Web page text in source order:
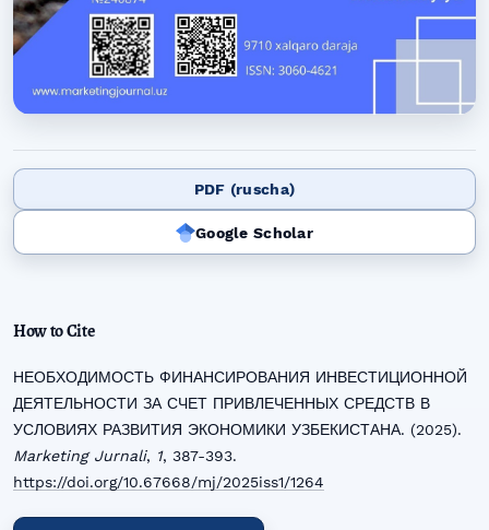
PDF (ruscha)
Google Scholar
How to Cite
НЕОБХОДИМОСТЬ ФИНАНСИРОВАНИЯ ИНВЕСТИЦИОННОЙ
ДЕЯТЕЛЬНОСТИ ЗА СЧЕТ ПРИВЛЕЧЕННЫХ СРЕДСТВ В
УСЛОВИЯХ РАЗВИТИЯ ЭКОНОМИКИ УЗБЕКИСТАНА. (2025).
Marketing Jurnali, 1, 387-393.
https://doi.org/10.67668/mj/2025iss1/1264